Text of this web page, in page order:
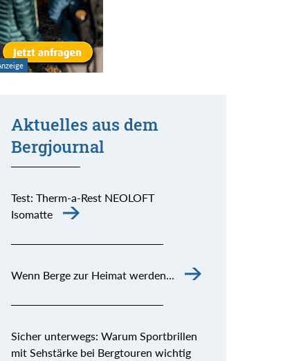
Aktuelles aus dem
Bergjournal
Test: Therm-a-Rest NEOLOFT
Isomatte
Wenn Berge zur Heimat werden…
Sicher unterwegs: Warum Sportbrillen
mit Sehstärke bei Bergtouren wichtig